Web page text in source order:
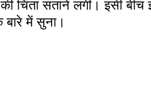
चिंता सताने लगी। इसी
में सुना।